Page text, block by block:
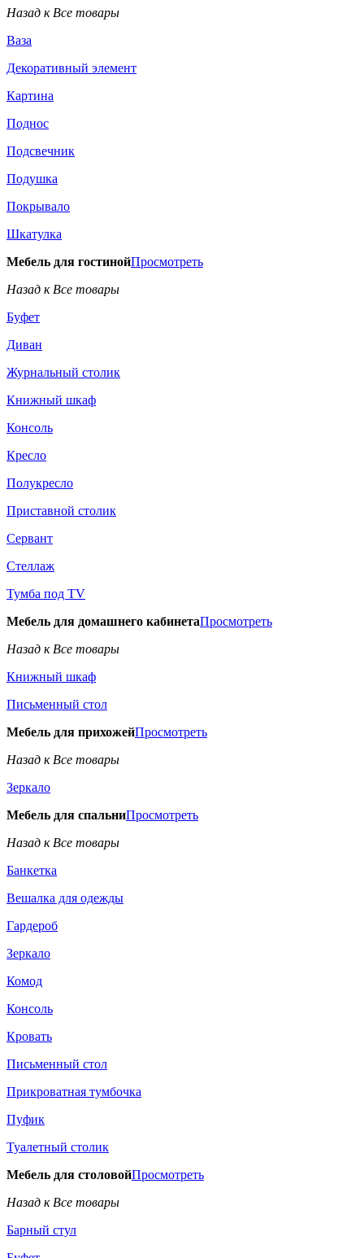
Назад к Все товары
Ваза
Декоративный элемент
Картина
Поднос
Подсвечник
Подушка
Покрывало
Шкатулка
Мебель для гостинойПросмотреть
Назад к Все товары
Буфет
Диван
Журнальный столик
Книжный шкаф
Консоль
Кресло
Полукресло
Приставной столик
Сервант
Стеллаж
Тумба под TV
Мебель для домашнего кабинетаПросмотреть
Назад к Все товары
Книжный шкаф
Письменный стол
Мебель для прихожейПросмотреть
Назад к Все товары
Зеркало
Мебель для спальниПросмотреть
Назад к Все товары
Банкетка
Вешалка для одежды
Гардероб
Зеркало
Комод
Консоль
Кровать
Письменный стол
Прикроватная тумбочка
Пуфик
Туалетный столик
Мебель для столовойПросмотреть
Назад к Все товары
Барный стул